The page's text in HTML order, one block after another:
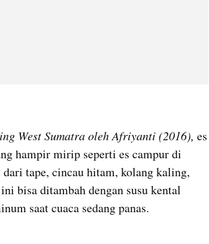
West Sumatra oleh Afriyanti (2016), es
hampir mirip seperti es campur di
tape, cincau hitam, kolang kaling,
bisa ditambah dengan susu kental
saat cuaca sedang panas.